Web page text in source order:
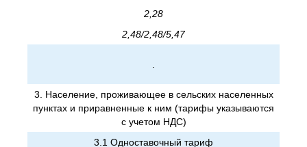
2,28
2,48/2,48/5,47
3. Население, проживающее в сельских населенных
пунктах и приравненные к ним (тарифы указываются
с учетом НДС)
3.1 Одноставочный тариф